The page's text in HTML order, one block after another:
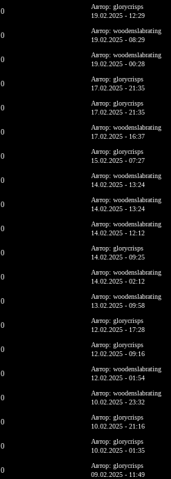
0
Автор: glorycrisps
19.02.2025 - 12:29
0
Автор: woodenslabrating
19.02.2025 - 08:29
0
Автор: woodenslabrating
19.02.2025 - 00:28
0
Автор: glorycrisps
17.02.2025 - 21:35
0
Автор: glorycrisps
17.02.2025 - 21:35
0
Автор: woodenslabrating
17.02.2025 - 16:37
0
Автор: glorycrisps
15.02.2025 - 07:27
0
Автор: woodenslabrating
14.02.2025 - 13:24
0
Автор: woodenslabrating
14.02.2025 - 13:24
0
Автор: woodenslabrating
14.02.2025 - 12:12
0
Автор: glorycrisps
14.02.2025 - 09:25
0
Автор: woodenslabrating
14.02.2025 - 02:12
0
Автор: woodenslabrating
13.02.2025 - 09:58
0
Автор: glorycrisps
12.02.2025 - 17:28
0
Автор: glorycrisps
12.02.2025 - 09:16
0
Автор: woodenslabrating
12.02.2025 - 01:54
0
Автор: woodenslabrating
10.02.2025 - 23:32
0
Автор: glorycrisps
10.02.2025 - 21:16
0
Автор: glorycrisps
10.02.2025 - 01:35
0
Автор: glorycrisps
09.02.2025 - 11:49